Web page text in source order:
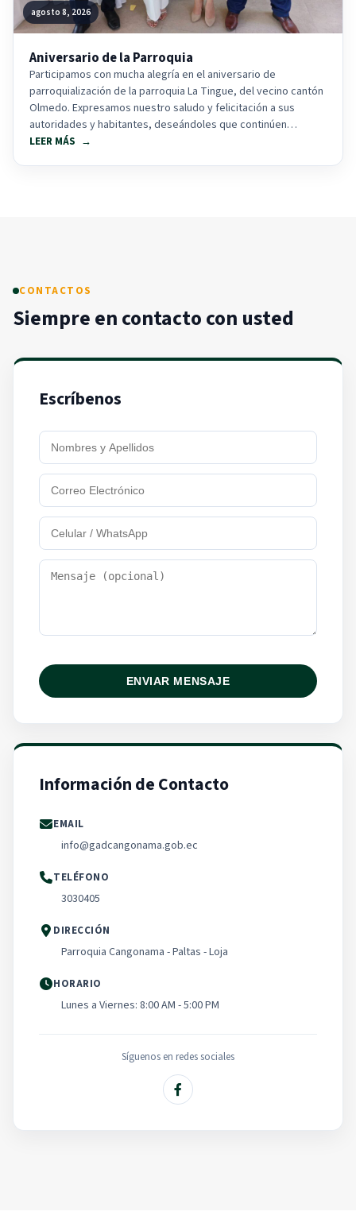
agosto 8, 2026
Aniversario de la Parroquia
Participamos con mucha alegría en el aniversario de
parroquialización de la parroquia La Tingue, del vecino cantón
Olmedo. Expresamos nuestro saludo y felicitación a sus
autoridades y habitantes, deseándoles que continúen
alcanzando...
LEER MÁS
CONTACTOS
Siempre en contacto con usted
Escríbenos
ENVIAR MENSAJE
Información de Contacto
EMAIL
info@gadcangonama.gob.ec
TELÉFONO
3030405
DIRECCIÓN
Parroquia Cangonama - Paltas - Loja
HORARIO
Lunes a Viernes: 8:00 AM - 5:00 PM
Síguenos en redes sociales